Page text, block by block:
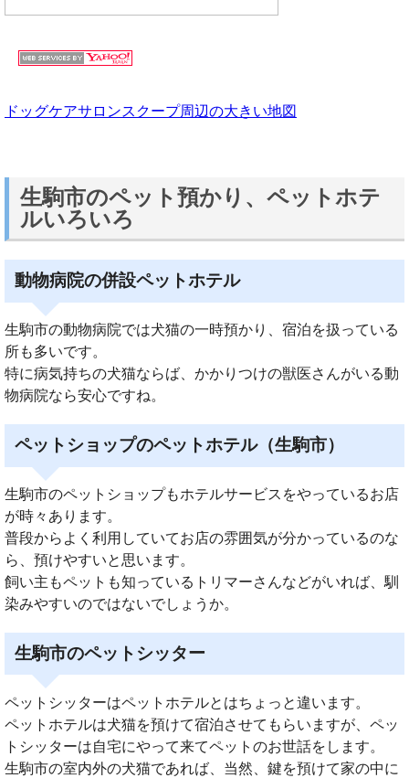
ドッグケアサロンスクープ周辺の大きい地図
生駒市のペット預かり、ペットホテ
ルいろいろ
動物病院の併設ペットホテル
生駒市の動物病院では犬猫の一時預かり、宿泊を扱っている
所も多いです。
特に病気持ちの犬猫ならば、かかりつけの獣医さんがいる動
物病院なら安心ですね。
ペットショップのペットホテル（生駒市）
生駒市のペットショップもホテルサービスをやっているお店
が時々あります。
普段からよく利用していてお店の雰囲気が分かっているのな
ら、預けやすいと思います。
飼い主もペットも知っているトリマーさんなどがいれば、馴
染みやすいのではないでしょうか。
生駒市のペットシッター
ペットシッターはペットホテルとはちょっと違います。
ペットホテルは犬猫を預けて宿泊させてもらいますが、ペッ
トシッターは自宅にやって来てペットのお世話をします。
生駒市の室内外の犬猫であれば、当然、鍵を預けて家の中に